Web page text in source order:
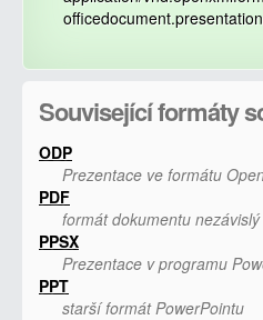
Související formáty
ODP
Prezentace ve formátu
PDF
formát dokumentu
PPSX
Prezentace v programu
PPT
starší formát PowerPointu